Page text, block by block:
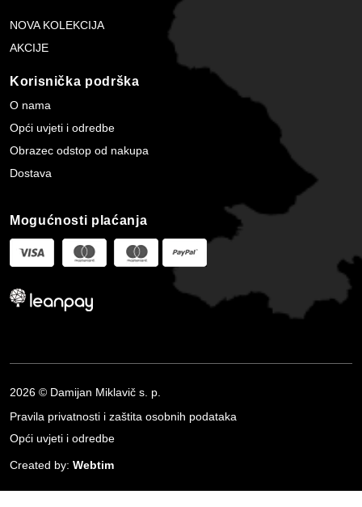
NOVA KOLEKCIJA
AKCIJE
Korisnička podrška
O nama
Opći uvjeti i odredbe
Obrazec odstop od nakupa
Dostava
Mogućnosti plaćanja
2026 © Damijan Miklavič s. p.
Pravila privatnosti i zaštita osobnih podataka
Opći uvjeti i odredbe
Created by: Webtim